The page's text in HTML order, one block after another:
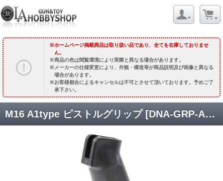
ホームページ掲載商品は取り扱い品であり、全てを在庫しておりませ
ん。
商品の色は閲覧環境により実際と異なる場合があります。
メーカーの仕様変更により、外観・構造等が商品説明及び画像と異なる
場合があります。
お客様都合によるキャンセルは不可とさせて頂いております。予めご了
承下さい。
M16 A1type ピストルグリップ [DNA-GRP-AR15-01] [取寄]